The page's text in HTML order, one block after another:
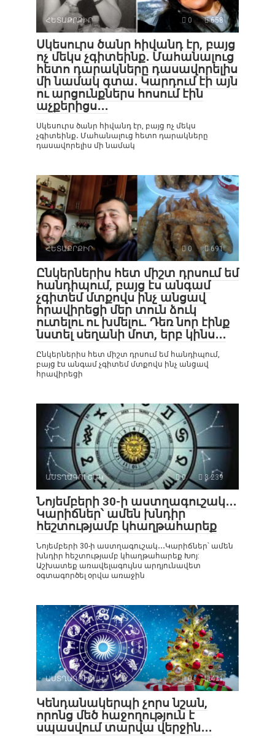
ՀԵՏԱՔՐՔԻՐ 0 658
Սկեսուրս ծանր հիվանդ էր, բայց
ոչ մեկս չգիտեինք․ Մահանալուց
հետո դարակները դասավորելիս
մի նամակ գտա․ Կարդում էի այն
ու արցունքներս հոսում էին
աչքերիցս․․․
Սկեսուրս ծանր հիվանդ էր, բայց ոչ մեկս
չգիտեինք․ Մահանալուց հետո դարակները
դասավորելիս մի նամակ
ՀԵՏԱՔՐՔԻՐ 0 691
Ընկերներիս հետ միշտ դրսում եմ
հանդիպում, բայց էս անգամ
չգիտեմ մտքովս ինչ անցավ
հրավիրեցի մեր տուն ձուկ
ուտելու ու խմելու․ Դեռ նոր էինք
նստել սեղանի մոտ, երբ կինս․․․
Ընկերներիս հետ միշտ դրսում եմ հանդիպում,
բայց էս անգամ չգիտեմ մտքովս ինչ անցավ
հրավիրեցի
ԱՍՏՂԱԳՈՒՇԱԿ 0 3 239
Նոյեմբերի 30-ի աստղագուշակ․․․
Կարիճներ՝ ամեն խնդիր
հեշտությամբ կհաղթահարեք
Նոյեմբերի 30-ի աստղագուշակ․․․Կարիճներ՝ ամեն
խնդիր հեշտությամբ կհաղթահարեք Խոյ:
Աշխատեք առավելագույնս արդյունավետ
օգտագործել օրվա առաջին
ԱՍՏՂԱԳՈՒՇԱԿ 0 471
Կենդանակերպի չորս նշան,
որոնց մեծ հաջողություն է
սպասվում տարվա վերջին․․․